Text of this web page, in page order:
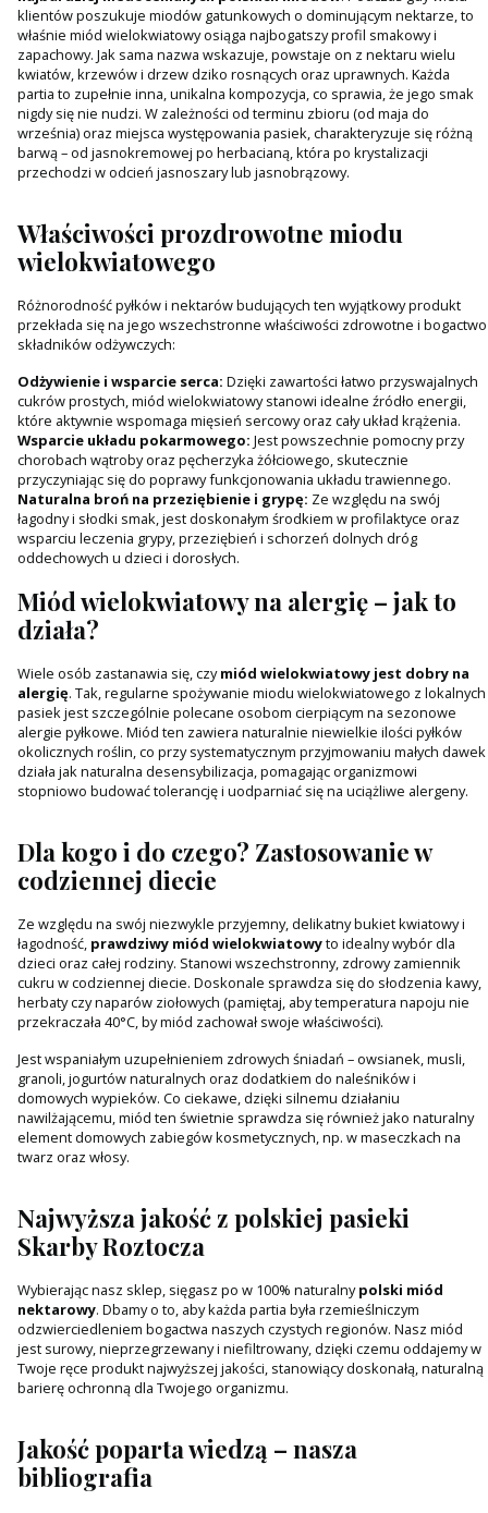
klientów poszukuje miodów gatunkowych o dominującym nektarze, to
właśnie miód wielokwiatowy osiąga najbogatszy profil smakowy i
zapachowy. Jak sama nazwa wskazuje, powstaje on z nektaru wielu
kwiatów, krzewów i drzew dziko rosnących oraz uprawnych. Każda
partia to zupełnie inna, unikalna kompozycja, co sprawia, że jego smak
nigdy się nie nudzi. W zależności od terminu zbioru (od maja do
września) oraz miejsca występowania pasiek, charakteryzuje się różną
barwą – od jasnokremowej po herbacianą, która po krystalizacji
przechodzi w odcień jasnoszary lub jasnobrązowy.
Właściwości prozdrowotne miodu
wielokwiatowego
Różnorodność pyłków i nektarów budujących ten wyjątkowy produkt
przekłada się na jego wszechstronne właściwości zdrowotne i bogactwo
składników odżywczych:
Odżywienie i wsparcie serca: Dzięki zawartości łatwo przyswajalnych
cukrów prostych, miód wielokwiatowy stanowi idealne źródło energii,
które aktywnie wspomaga mięsień sercowy oraz cały układ krążenia.
Wsparcie układu pokarmowego: Jest powszechnie pomocny przy
chorobach wątroby oraz pęcherzyka żółciowego, skutecznie
przyczyniając się do poprawy funkcjonowania układu trawiennego.
Naturalna broń na przeziębienie i grypę: Ze względu na swój
łagodny i słodki smak, jest doskonałym środkiem w profilaktyce oraz
wsparciu leczenia grypy, przeziębień i schorzeń dolnych dróg
oddechowych u dzieci i dorosłych.
Miód wielokwiatowy na alergię – jak to
działa?
Wiele osób zastanawia się, czymiód wielokwiatowy jest dobry na
alergię. Tak, regularne spożywanie miodu wielokwiatowego z lokalnych
pasiek jest szczególnie polecane osobom cierpiącym na sezonowe
alergie pyłkowe. Miód ten zawiera naturalnie niewielkie ilości pyłków
okolicznych roślin, co przy systematycznym przyjmowaniu małych dawek
działa jak naturalna desensybilizacja, pomagając organizmowi
stopniowo budować tolerancję i uodparniać się na uciążliwe alergeny.
Dla kogo i do czego? Zastosowanie w
codziennej diecie
Ze względu na swój niezwykle przyjemny, delikatny bukiet kwiatowy i
łagodność, prawdziwy miód wielokwiatowyto idealny wybór dla
dzieci oraz całej rodziny. Stanowi wszechstronny, zdrowy zamiennik
cukru w codziennej diecie. Doskonale sprawdza się do słodzenia kawy,
herbaty czy naparów ziołowych (pamiętaj, aby temperatura napoju nie
przekraczała 40°C, by miód zachował swoje właściwości).
Jest wspaniałym uzupełnieniem zdrowych śniadań – owsianek, musli,
granoli, jogurtów naturalnych oraz dodatkiem do naleśników i
domowych wypieków. Co ciekawe, dzięki silnemu działaniu
nawilżającemu, miód ten świetnie sprawdza się również jako naturalny
element domowych zabiegów kosmetycznych, np. w maseczkach na
twarz oraz włosy.
Najwyższa jakość z polskiej pasieki
Skarby Roztocza
Wybierając nasz sklep, sięgasz po w 100% naturalnypolski miód
nektarowy. Dbamy o to, aby każda partia była rzemieślniczym
odzwierciedleniem bogactwa naszych czystych regionów. Nasz miód
jest surowy, nieprzegrzewany i niefiltrowany, dzięki czemu oddajemy w
Twoje ręce produkt najwyższej jakości, stanowiący doskonałą, naturalną
barierę ochronną dla Twojego organizmu.
Jakość poparta wiedzą – nasza
bibliografia